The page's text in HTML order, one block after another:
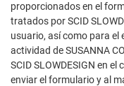
proporcionados en el
tratados por SCID
usuario, así como para el
actividad de SUSANNA
SCID SLOWDESIGN en
enviar el formulario y al